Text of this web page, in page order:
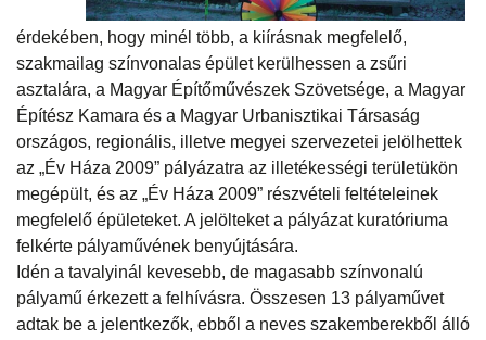
érdekében, hogy minél több, a kiírásnak megfelelő,
szakmailag színvonalas épület kerülhessen a zsűri
asztalára, a Magyar Építőművészek Szövetsége, a Magyar
Építész Kamara és a Magyar Urbanisztikai Társaság
országos, regionális, illetve megyei szervezetei jelölhettek
az „Év Háza 2009” pályázatra az illetékességi területükön
megépült, és az „Év Háza 2009” részvételi feltételeinek
megfelelő épületeket. A jelölteket a pályázat kuratóriuma
felkérte pályaművének benyújtására.
Idén a tavalyinál kevesebb, de magasabb színvonalú
pályamű érkezett a felhívásra. Összesen 13 pályaművet
adtak be a jelentkezők, ebből a neves szakemberekből álló